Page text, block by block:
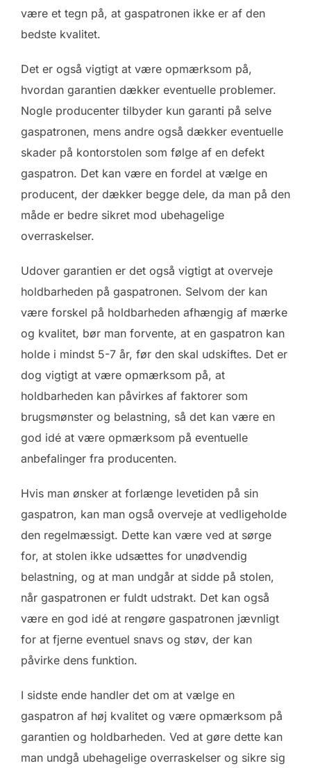
være et tegn på, at gaspatronen ikke er af den
bedste kvalitet.
Det er også vigtigt at være opmærksom på,
hvordan garantien dækker eventuelle problemer.
Nogle producenter tilbyder kun garanti på selve
gaspatronen, mens andre også dækker eventuelle
skader på kontorstolen som følge af en defekt
gaspatron. Det kan være en fordel at vælge en
producent, der dækker begge dele, da man på den
måde er bedre sikret mod ubehagelige
overraskelser.
Udover garantien er det også vigtigt at overveje
holdbarheden på gaspatronen. Selvom der kan
være forskel på holdbarheden afhængig af mærke
og kvalitet, bør man forvente, at en gaspatron kan
holde i mindst 5-7 år, før den skal udskiftes. Det er
dog vigtigt at være opmærksom på, at
holdbarheden kan påvirkes af faktorer som
brugsmønster og belastning, så det kan være en
god idé at være opmærksom på eventuelle
anbefalinger fra producenten.
Hvis man ønsker at forlænge levetiden på sin
gaspatron, kan man også overveje at vedligeholde
den regelmæssigt. Dette kan være ved at sørge
for, at stolen ikke udsættes for unødvendig
belastning, og at man undgår at sidde på stolen,
når gaspatronen er fuldt udstrakt. Det kan også
være en god idé at rengøre gaspatronen jævnligt
for at fjerne eventuel snavs og støv, der kan
påvirke dens funktion.
I sidste ende handler det om at vælge en
gaspatron af høj kvalitet og være opmærksom på
garantien og holdbarheden. Ved at gøre dette kan
man undgå ubehagelige overraskelser og sikre sig